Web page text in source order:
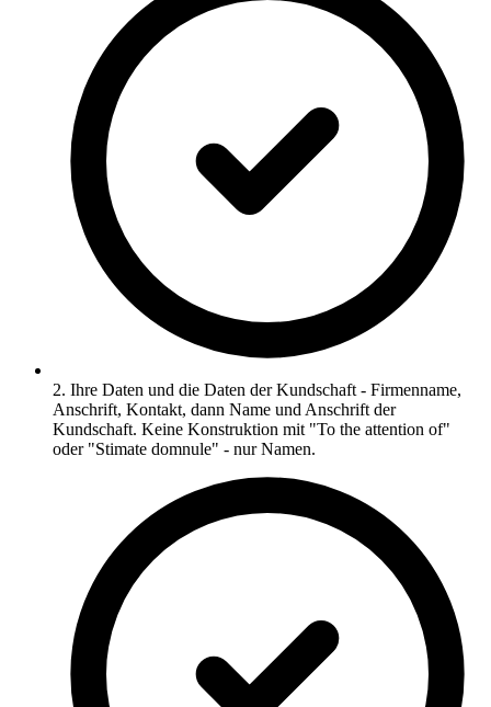
2. Ihre Daten und die Daten der Kundschaft - Firmenname,
Anschrift, Kontakt, dann Name und Anschrift der
Kundschaft. Keine Konstruktion mit "To the attention of"
oder "Stimate domnule" - nur Namen.